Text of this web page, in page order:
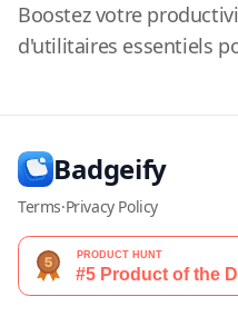
Boostez votre
d'utilitaires essentiels
Badgeify
Terms·Privacy Policy